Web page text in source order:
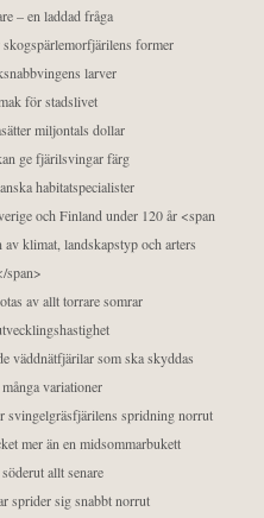
– en laddad fråga
former
larver
för stadslivet
miljontals dollar
ge fjärilsvingar färg
habitatspecialister
och Finland under 120 år <span
klimat, landskapstyp och arters
span>
av allt torrare somrar
väddnätfjärilar som ska skyddas
variationer
svingelgräsfjärilens spridning norrut
mer än en midsommarbukett
allt senare
sprider sig snabbt norrut